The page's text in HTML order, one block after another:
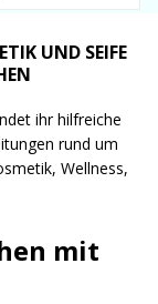
UND SEIFE
ihr hilfreiche
rund um
Wellness,
mit